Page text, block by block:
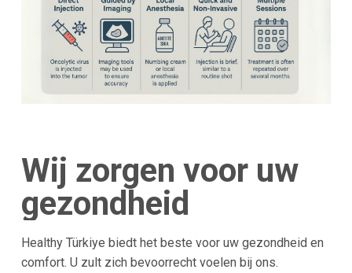
Wij zorgen voor uw
gezondheid
Healthy Türkiye biedt het beste voor uw gezondheid en
comfort. U zult zich bevoorrecht voelen bij ons.